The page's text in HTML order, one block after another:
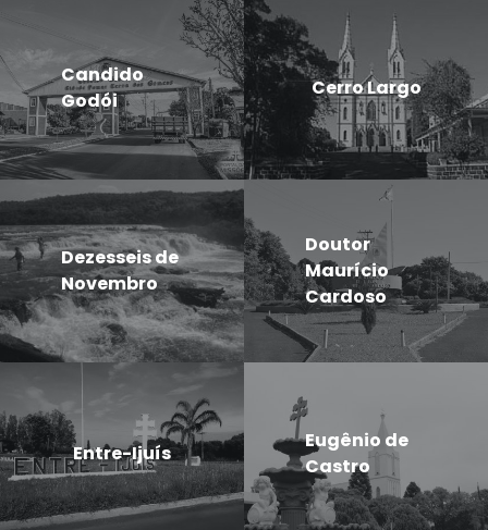
Candido
Godói
Cerro Largo
Dezesseis de
Novembro
Doutor
Maurício
Cardoso
Entre-Ijuís
Eugênio de
Castro